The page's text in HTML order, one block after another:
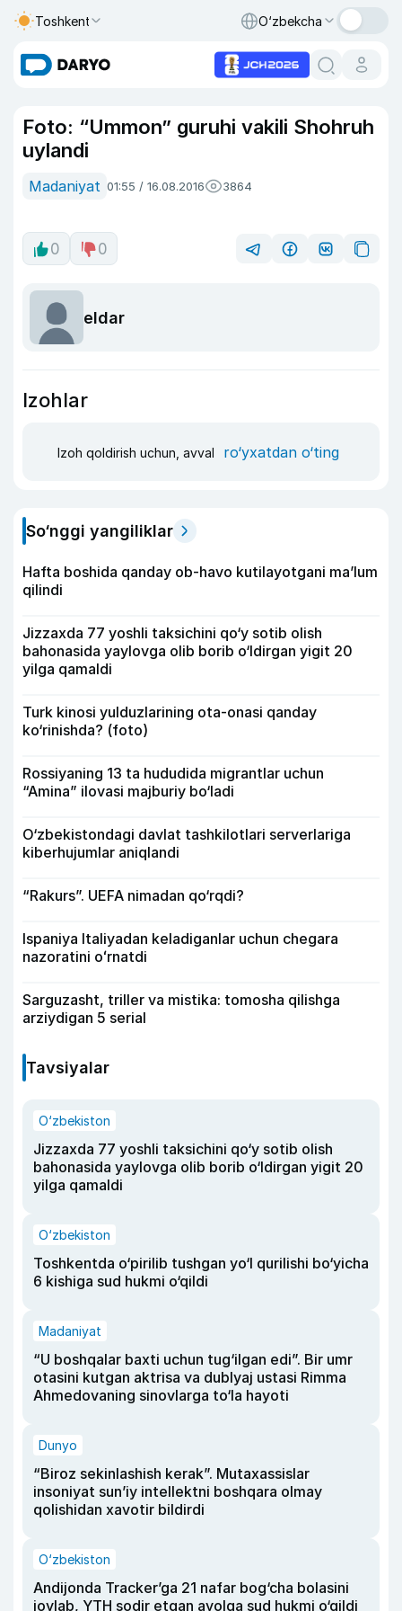
Toshkent O‘zbekcha
Foto: “Ummon” guruhi vakili Shohruh
uylandi
Madaniyat 01:55 / 16.08.2016 3864
0 0
eldar
Izohlar
Izoh qoldirish uchun, avval ro‘yxatdan o‘ting
So‘nggi yangiliklar
Hafta boshida qanday ob-havo kutilayotgani ma’lum
qilindi
Jizzaxda 77 yoshli taksichini qo‘y sotib olish
bahonasida yaylovga olib borib o‘ldirgan yigit 20
yilga qamaldi
Turk kinosi yulduzlarining ota-onasi qanday
ko‘rinishda? (foto)
Rossiyaning 13 ta hududida migrantlar uchun
“Amina” ilovasi majburiy bo‘ladi
O‘zbekistondagi davlat tashkilotlari serverlariga
kiberhujumlar aniqlandi
“Rakurs”. UEFA nimadan qo‘rqdi?
Ispaniya Italiyadan keladiganlar uchun chegara
nazoratini oʻrnatdi
Sarguzasht, triller va mistika: tomosha qilishga
arziydigan 5 serial
Tavsiyalar
O‘zbekiston
Jizzaxda 77 yoshli taksichini qo‘y sotib olish
bahonasida yaylovga olib borib o‘ldirgan yigit 20
yilga qamaldi
O‘zbekiston
Toshkentda o‘pirilib tushgan yo‘l qurilishi bo‘yicha
6 kishiga sud hukmi o‘qildi
Madaniyat
“U boshqalar baxti uchun tug‘ilgan edi”. Bir umr
otasini kutgan aktrisa va dublyaj ustasi Rimma
Ahmedovaning sinovlarga to‘la hayoti
Dunyo
“Biroz sekinlashish kerak”. Mutaxassislar
insoniyat sun’iy intellektni boshqara olmay
qolishidan xavotir bildirdi
O‘zbekiston
Andijonda Tracker’ga 21 nafar bog‘cha bolasini
joylab, YTH sodir etgan ayolga sud hukmi o‘qildi